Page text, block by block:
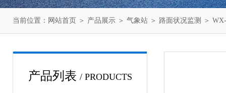
当前位置： 网站首页 ＞ 产品展示 ＞ 气象站 ＞ 路面状况监测 ＞
产品列表 / PRODUCTS